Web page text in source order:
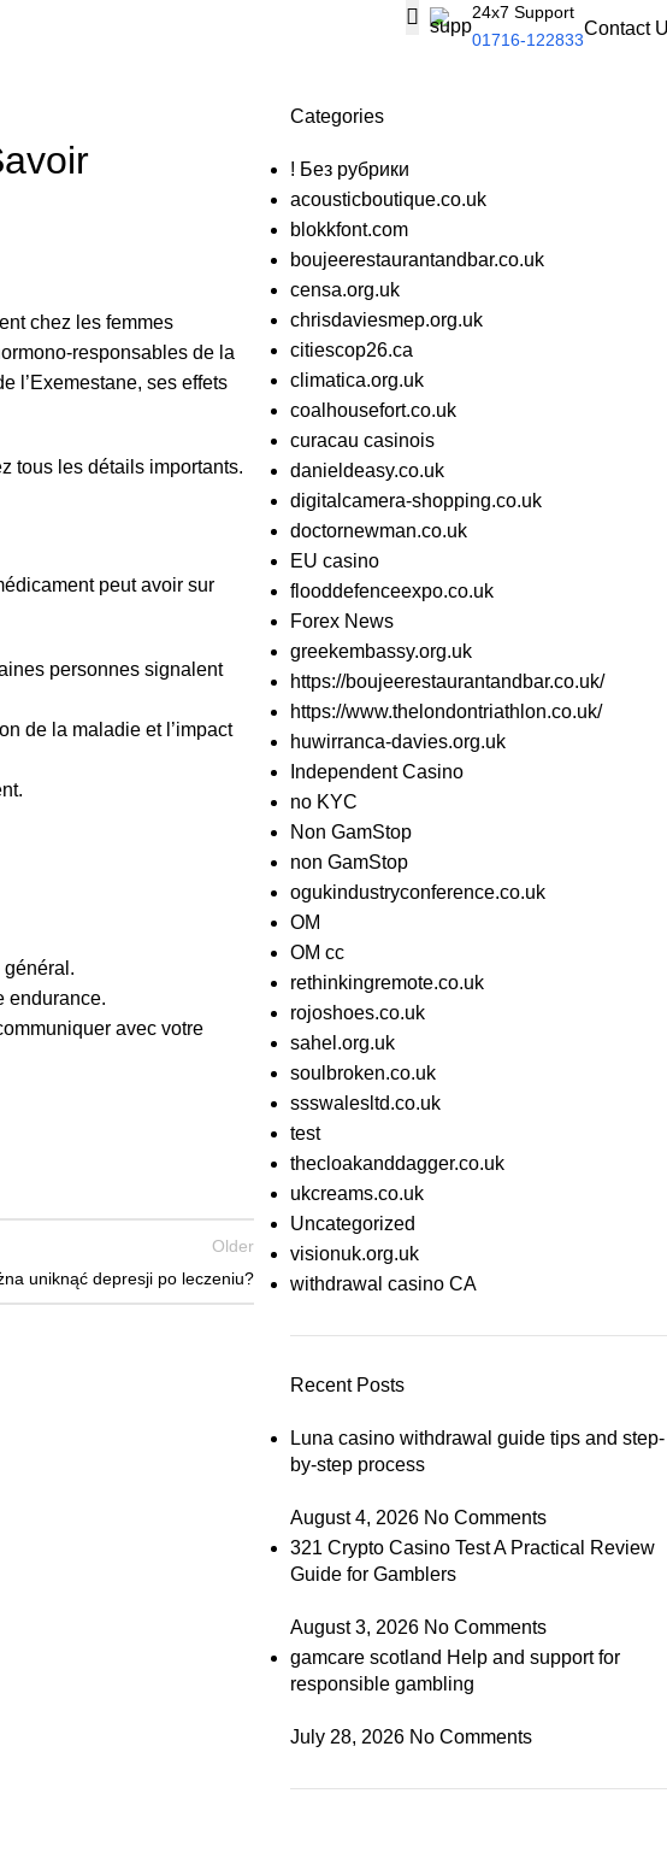
24x7 Support
01716-122833
Contact
chez les femmes
responsables de la
l’Exemestane, ses effets
tous les détails importants.
peut avoir sur
personnes signalent
de la maladie et l’impact
endurance.
avec votre
Older
uniknąć depresji po leczeniu?
Categories
! Без рубрики
acousticboutique.co.uk
blokkfont.com
boujeerestaurantandbar.co.uk
censa.org.uk
chrisdaviesmep.org.uk
citiescop26.ca
climatica.org.uk
coalhousefort.co.uk
curacau casinois
danieldeasy.co.uk
digitalcamera-shopping.co.uk
doctornewman.co.uk
EU casino
flooddefenceexpo.co.uk
Forex News
greekembassy.org.uk
https://boujeerestaurantandbar.co.uk/
https://www.thelondontriathlon.co.uk/
huwirranca-davies.org.uk
Independent Casino
no KYC
Non GamStop
non GamStop
ogukindustryconference.co.uk
OM
OM cc
rethinkingremote.co.uk
rojoshoes.co.uk
sahel.org.uk
soulbroken.co.uk
ssswalesltd.co.uk
test
thecloakanddagger.co.uk
ukcreams.co.uk
Uncategorized
visionuk.org.uk
withdrawal casino CA
Recent Posts
Luna casino withdrawal guide tips and step-
by-step process
August 4, 2026 No Comments
321 Crypto Casino Test A Practical Review
Guide for Gamblers
August 3, 2026 No Comments
gamcare scotland Help and support for
responsible gambling
July 28, 2026 No Comments